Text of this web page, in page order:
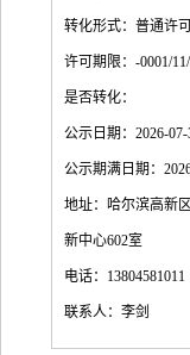
转化形式：普通许可
许可期限：-0001/
是否转化：
公示日期：2026-07-
公示期满日期：
地址：哈尔滨高新
新中心602室
电话：13804581011
联系人：李剑